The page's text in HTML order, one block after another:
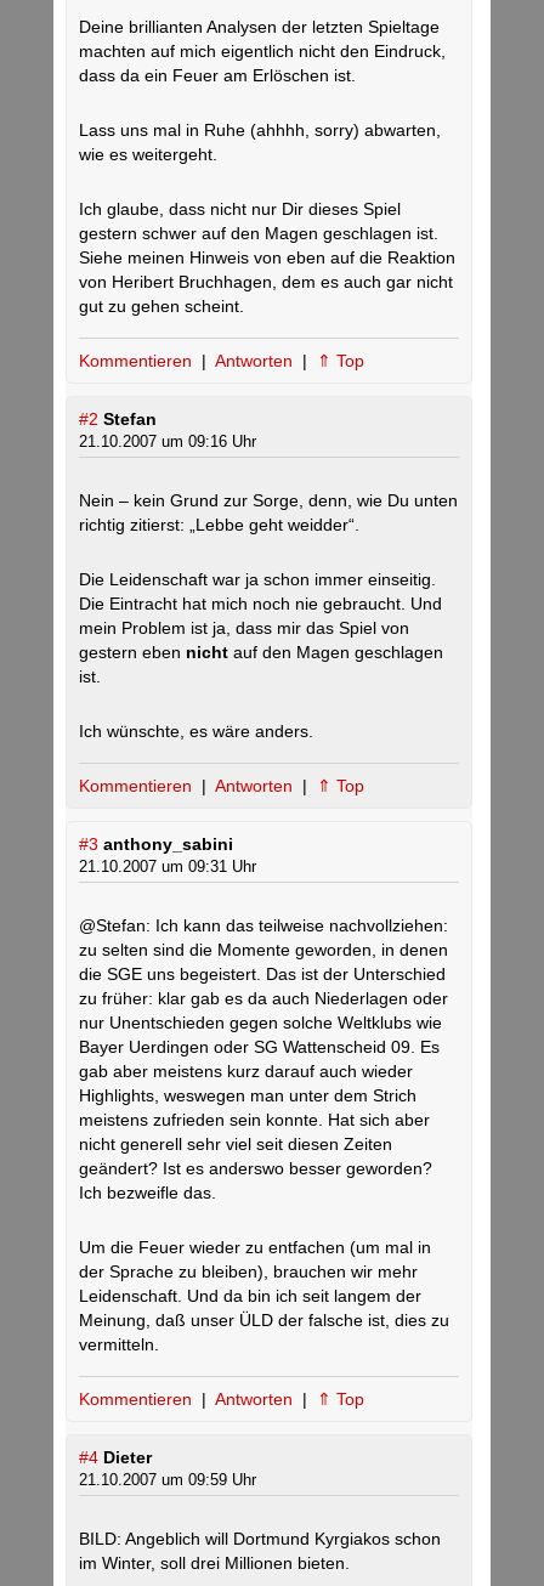
Deine brillianten Analysen der letzten Spieltage
machten auf mich eigentlich nicht den Eindruck,
dass da ein Feuer am Erlöschen ist.
Lass uns mal in Ruhe (ahhhh, sorry) abwarten,
wie es weitergeht.
Ich glaube, dass nicht nur Dir dieses Spiel
gestern schwer auf den Magen geschlagen ist.
Siehe meinen Hinweis von eben auf die Reaktion
von Heribert Bruchhagen, dem es auch gar nicht
gut zu gehen scheint.
Kommentieren | Antworten | ⇑ Top
#2 Stefan
21.10.2007 um 09:16 Uhr
Nein – kein Grund zur Sorge, denn, wie Du unten
richtig zitierst: „Lebbe geht weidder“.
Die Leidenschaft war ja schon immer einseitig.
Die Eintracht hat mich noch nie gebraucht. Und
mein Problem ist ja, dass mir das Spiel von
gestern eben nicht auf den Magen geschlagen
ist.
Ich wünschte, es wäre anders.
Kommentieren | Antworten | ⇑ Top
#3 anthony_sabini
21.10.2007 um 09:31 Uhr
@Stefan: Ich kann das teilweise nachvollziehen:
zu selten sind die Momente geworden, in denen
die SGE uns begeistert. Das ist der Unterschied
zu früher: klar gab es da auch Niederlagen oder
nur Unentschieden gegen solche Weltklubs wie
Bayer Uerdingen oder SG Wattenscheid 09. Es
gab aber meistens kurz darauf auch wieder
Highlights, weswegen man unter dem Strich
meistens zufrieden sein konnte. Hat sich aber
nicht generell sehr viel seit diesen Zeiten
geändert? Ist es anderswo besser geworden?
Ich bezweifle das.
Um die Feuer wieder zu entfachen (um mal in
der Sprache zu bleiben), brauchen wir mehr
Leidenschaft. Und da bin ich seit langem der
Meinung, daß unser ÜLD der falsche ist, dies zu
vermitteln.
Kommentieren | Antworten | ⇑ Top
#4 Dieter
21.10.2007 um 09:59 Uhr
BILD: Angeblich will Dortmund Kyrgiakos schon
im Winter, soll drei Millionen bieten.